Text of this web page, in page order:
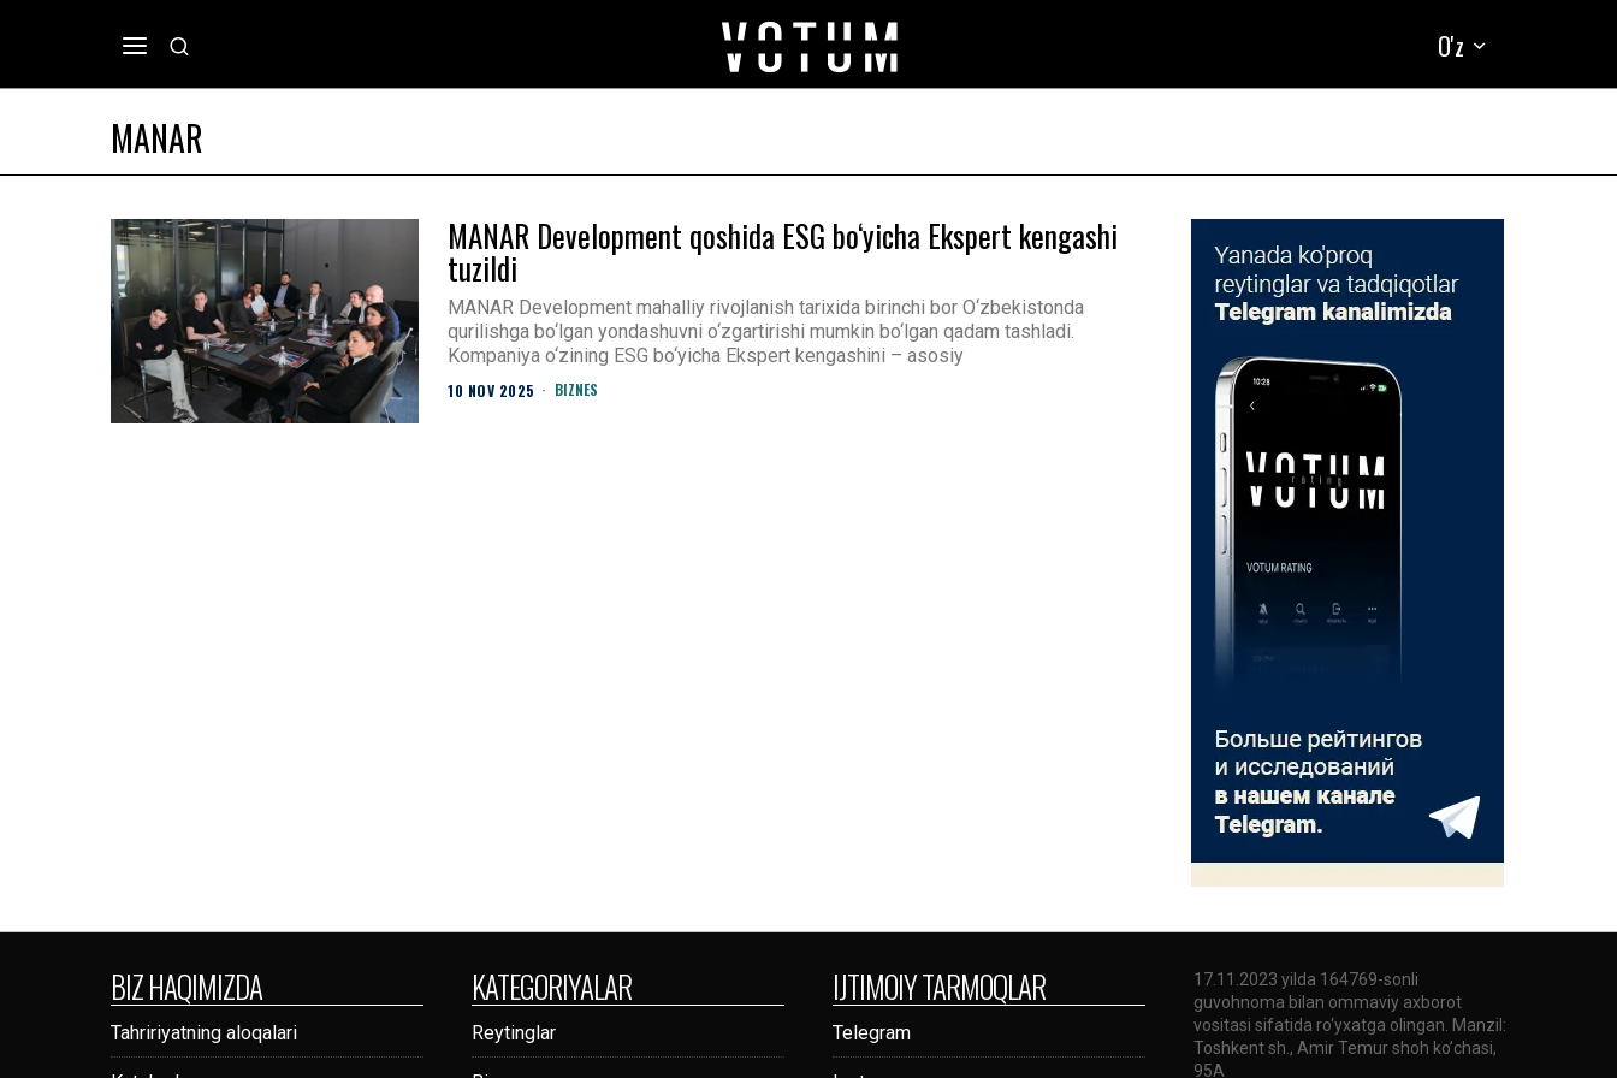
O'z
MANAR
MANAR Development qoshida ESG bo‘yicha Ekspert kengashi
tuzildi
MANAR Development mahalliy rivojlanish tarixida birinchi bor O‘zbekistonda
qurilishga bo‘lgan yondashuvni o‘zgartirishi mumkin bo‘lgan qadam tashladi.
Kompaniya o‘zining ESG bo‘yicha Ekspert kengashini – asosiy
10 NOV 2025 BIZNES
BIZ HAQIMIZDA
Tahririyatning aloqalari
KATEGORIYALAR
Reytinglar
IJTIMOIY TARMOQLAR
Telegram
17.11.2023 yilda 164769-sonli
guvohnoma bilan ommaviy axborot
vositasi sifatida ro‘yxatga olingan. Manzil:
Toshkent sh., Amir Temur shoh ko’chasi,
95A